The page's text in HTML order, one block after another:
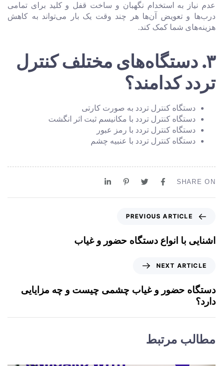
عدم نیاز به استخدام نگهبان و ساخت قفل و کلید برای تمامی
درب‌ها و تعویض آن‌ها هر چند وقت یک بار می‌تواند به کاهش
هزینه‌های شما کمک کند.
۳. دستگاه‌های مختلف کنترل
تردد کدامند؟
دستگاه کنترل تردد به صورت کارتی
دستگاه کنترل تردد با مکانیسم ثبت اثر انگشت
دستگاه کنترل تردد با رمز عبور
دستگاه کنترل تردد با عنبیه چشم
SHARE ON
PREVIOUS ARTICLE
اشنایی با انواع دستگاه حضور و غیاب
NEXT ARTICLE
دستگاه حضور و غیاب چشمی چیست و چه مزایایی
دارد؟
مطالب مرتبط